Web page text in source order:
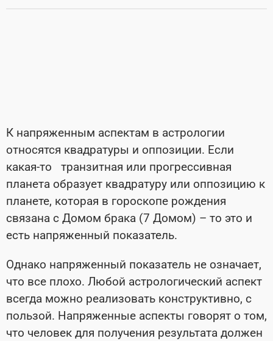
К напряженным аспектам в астрологии
относятся квадратуры и оппозиции. Если
какая-то транзитная или прогрессивная
планета образует квадратуру или оппозицию к
планете, которая в гороскопе рождения
связана с Домом брака (7 Домом) – то это и
есть напряженный показатель.
Однако напряженный показатель не означает,
что все плохо. Любой астрологический аспект
всегда можно реализовать конструктивно, с
пользой. Напряженные аспекты говорят о том,
что человек для получения результата должен